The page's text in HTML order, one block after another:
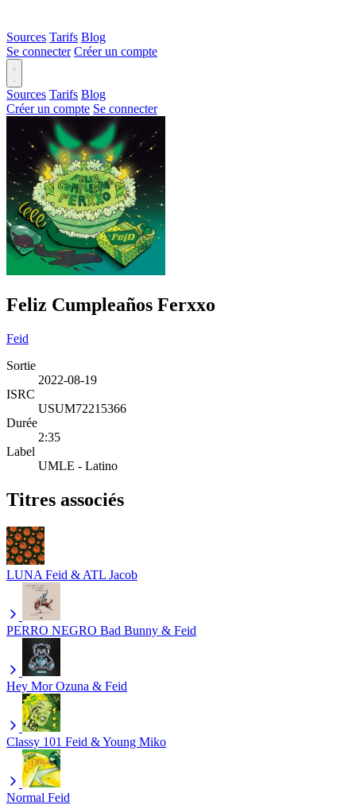
Sources Tarifs Blog
Se connecter Créer un compte
Sources Tarifs Blog
Créer un compte Se connecter
Feliz Cumpleaños Ferxxo
Feid
Sortie
2022-08-19
ISRC
USUM72215366
Durée
2:35
Label
UMLE - Latino
Titres associés
LUNA Feid & ATL Jacob
PERRO NEGRO Bad Bunny & Feid
Hey Mor Ozuna & Feid
Classy 101 Feid & Young Miko
Normal Feid